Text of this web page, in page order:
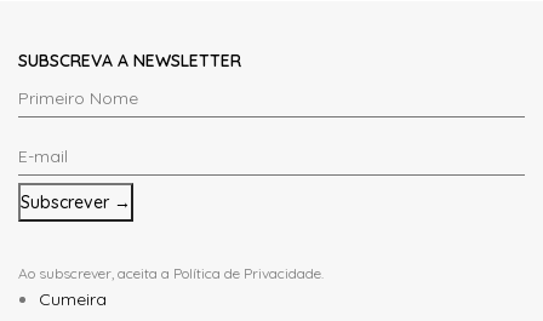
SUBSCREVA A NEWSLETTER
Primeiro
Nome
*
E-
mail
*
Ao subscrever, aceita a Política de Privacidade
Cumeira